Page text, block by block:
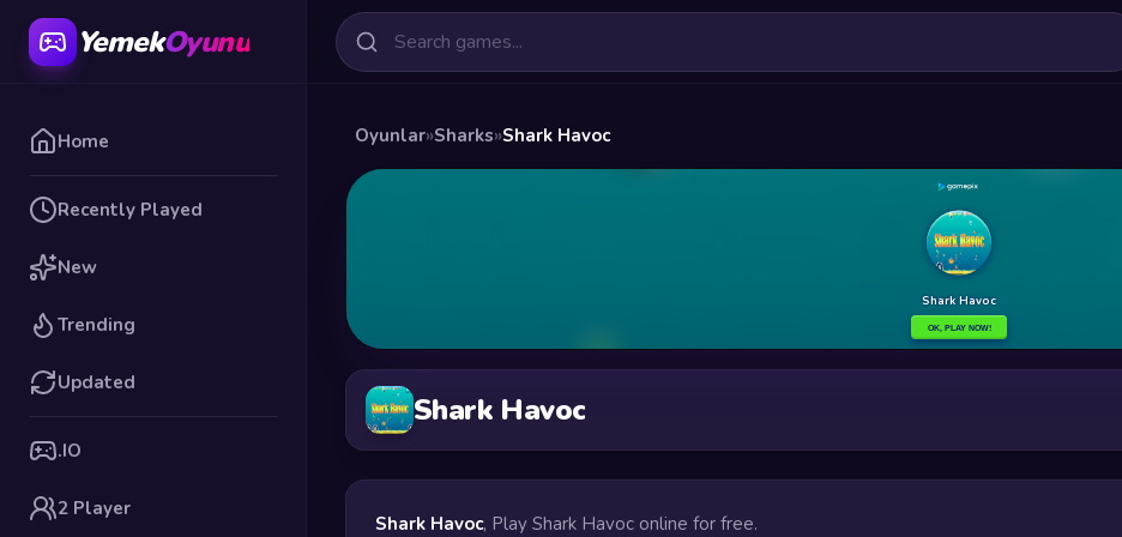
YemekOyunu
Home
Recently Played
New
Trending
Updated
.IO
2 Player
Oyunlar»Sharks»Shark Havoc
Shark Havoc
Shark Havoc, Play Shark Havoc online for free.